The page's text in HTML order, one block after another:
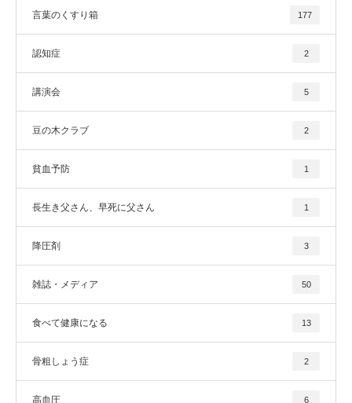
言葉のくすり箱 177
認知症 2
講演会 5
豆の木クラブ 2
貧血予防 1
長生き父さん、早死に父さん 1
降圧剤 3
雑誌・メディア 50
食べて健康になる 13
骨粗しょう症 2
高血圧 6